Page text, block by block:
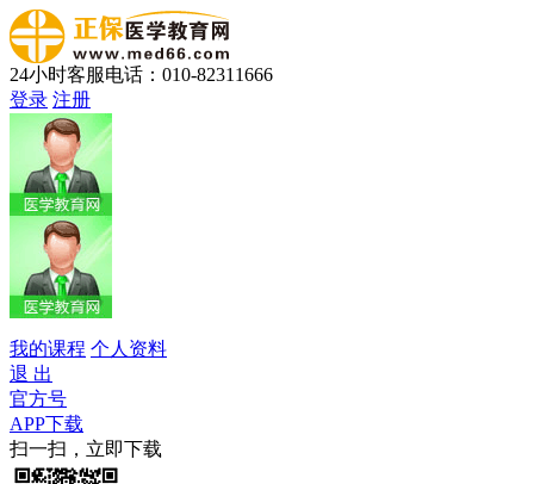
24小时客服电话：010-82311666
登录 注册
我的课程 个人资料
退 出
官方号
APP下载
扫一扫，立即下载